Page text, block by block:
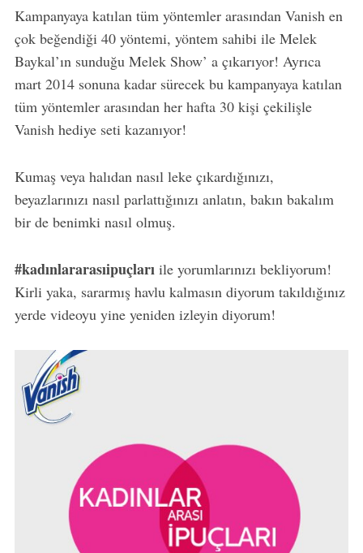
Kampanyaya katılan tüm yöntemler arasından Vanish en
çok beğendiği 40 yöntemi, yöntem sahibi ile Melek
Baykal’ın sunduğu Melek Show’ a çıkarıyor! Ayrıca
mart 2014 sonuna kadar sürecek bu kampanyaya katılan
tüm yöntemler arasından her hafta 30 kişi çekilişle
Vanish hediye seti kazanıyor!
Kumaş veya halıdan nasıl leke çıkardığınızı,
beyazlarınızı nasıl parlattığınızı anlatın, bakın bakalım
bir de benimki nasıl olmuş.
#kadınlararasıipuçları ile yorumlarınızı bekliyorum!
Kirli yaka, sararmış havlu kalmasın diyorum takıldığınız
yerde videoyu yine yeniden izleyin diyorum!